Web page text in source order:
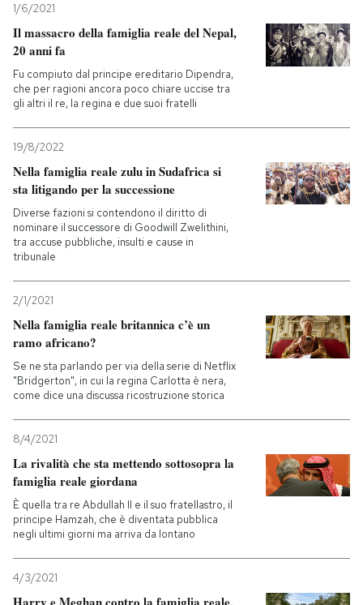
1/6/2021
Il massacro della famiglia reale del Nepal,
20 anni fa
Fu compiuto dal principe ereditario Dipendra,
che per ragioni ancora poco chiare uccise tra
gli altri il re, la regina e due suoi fratelli
19/8/2022
Nella famiglia reale zulu in Sudafrica si
sta litigando per la successione
Diverse fazioni si contendono il diritto di
nominare il successore di Goodwill Zwelithini,
tra accuse pubbliche, insulti e cause in
tribunale
2/1/2021
Nella famiglia reale britannica c’è un
ramo africano?
Se ne sta parlando per via della serie di Netflix
"Bridgerton", in cui la regina Carlotta è nera,
come dice una discussa ricostruzione storica
8/4/2021
La rivalità che sta mettendo sottosopra la
famiglia reale giordana
È quella tra re Abdullah II e il suo fratellastro, il
principe Hamzah, che è diventata pubblica
negli ultimi giorni ma arriva da lontano
4/3/2021